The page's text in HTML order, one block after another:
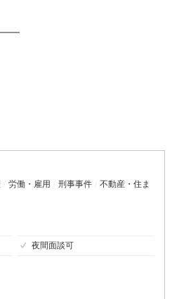
労働・雇用 刑事事件
不動産・住ま
夜間面談可